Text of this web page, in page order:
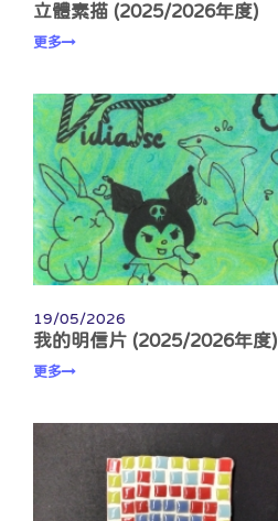
立體素描 (2025/2026年度)
更多
19/05/2026
我的明信片 (2025/2026年度)
更多